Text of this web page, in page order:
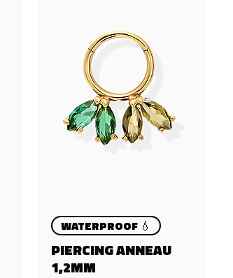
WATERPROOF 💧
PIERCING ANNEAU
1,2MM